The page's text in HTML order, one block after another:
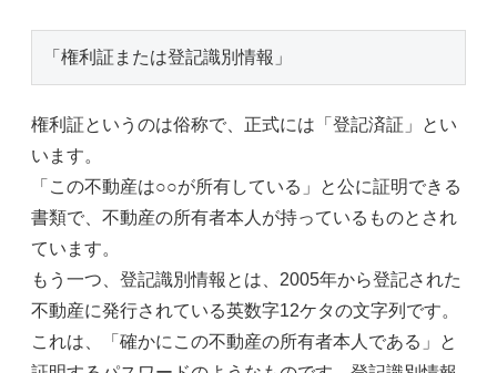
「権利証または登記識別情報」
権利証というのは俗称で、正式には「登記済証」とい
います。
「この不動産は○○が所有している」と公に証明できる
書類で、不動産の所有者本人が持っているものとされ
ています。
もう一つ、登記識別情報とは、2005年から登記された
不動産に発行されている英数字12ケタの文字列です。
これは、「確かにこの不動産の所有者本人である」と